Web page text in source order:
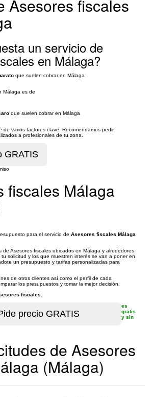
Asesores fiscales
un servicio de
en Málaga?
que suelen cobrar en Málaga
Málaga es de
que suelen cobrar en Málaga
de varios factores clave. Recomendamos pedir
a profesionales de tu zona.
fiscales Málaga
para el servicio de Asesores fiscales Málaga
de Asesores fiscales ubicados en Málaga y alrededores
solicitud y los que muestren interés se van a poner en
un presupuesto y tarifas personalizadas para
de otros clientes así como el perfil de cada
los presupuestos y tomar la mejor decisión.
fiscales
es
gratis
y sin
de Asesores
(Málaga)